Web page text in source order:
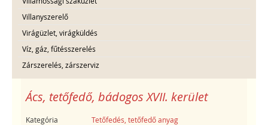
Villanyszerelő
Virágüzlet, virágküldés
Víz, gáz, fűtésszerelés
Zárszerelés, zárszerviz
Ács, tetőfedő, bádogos XVII. kerület
Kategória Tetőfedés, tetőfedő anyag